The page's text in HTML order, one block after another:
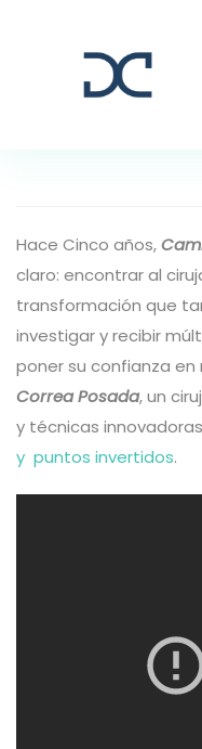
Hace Cinco años,
claro: encontrar al
transformación que
investigar y recibir
poner su confianza en
Correa Posada, un
y técnicas
y puntos invertidos.